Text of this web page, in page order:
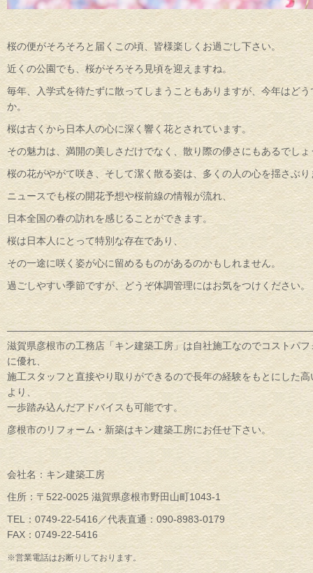
桜の便がそろそろと届くこの頃、皆様楽しくお過ごし下さい。
近くの公園でも、桜がそろそろ見頃を迎えますね。
毎年、入学式を待たずに散ってしまうこともありますが、今年はどう
か。
桜は古くから日本人の心に深く響く花とされています。
その魅力は、満開の美しさだけでなく、散り際の儚さにもあるでしょ
桜の花がやがて咲き、そして潔く散る姿は、多くの人の心を揺さぶり
ニュースでも桜の開花予想や桜前線の情報が流れ、
日本全国の春の訪れを感じることができます。
桜は日本人にとって特別な存在であり、
その一途に咲く姿が心に留めるものがあるのかもしれません。
過ごしやすい季節ですが、どうぞ体調管理にはお気をつけください。
滋賀県彦根市の工務店「キン建築工房」は自社施工なのでコストパフ
に優れ、
施工スタッフと直接やり取りができるので長年の経験をもとにした高
より、
一歩踏み込んだアドバイスも可能です。
彦根市のリフォーム・新築はキン建築工房にお任せ下さい。
会社名：キン建築工房
住所：〒522-0025 滋賀県彦根市野田山町1043-1
TEL：0749-22-5416／代表直通：090-8983-0179
FAX：0749-22-5416
※営業電話はお断りしております。